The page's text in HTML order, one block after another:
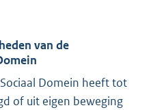
van de
Domein heeft tot
of uit eigen beweging